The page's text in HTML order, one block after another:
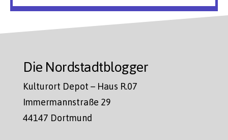
Die Nordstadtblogger
Kulturort Depot – Haus R.07
Immermannstraße 29
44147 Dortmund